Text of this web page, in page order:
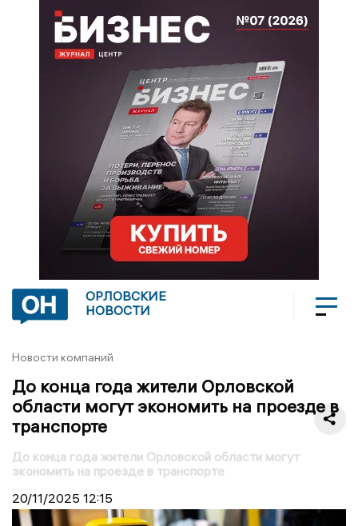
ОРЛОВСКИЕ
НОВОСТИ
Новости компаний
До конца года жители Орловской
области могут экономить на проезде в
транспорте
До конца года жители Орловской области могут
экономить на проезде в транспорте
20/11/2025 12:15